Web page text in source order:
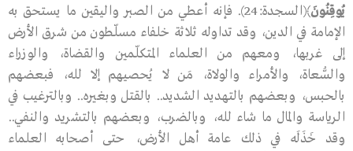
يُوقِنُونَ﴾(السجدة:24)
. فإنه أعطي من الصبر واليقين ما يستحق به
الإمامة في الدين، وقد تداوله ثلاثة خلفاء مسلّطون من شرق الأرض
إلى غربها، ومعهم من العلماء المتكلّمين والقضاة، والوزراء
والسُّعاة، والأمراء والولاة، مَن لا يُحصيهم إلا ﷲ، فبعضهم
بالحبس، وبعضهم بالتهديد الشديد.. بالقتل وبغيره.. وبالترغيب في
الرياسة والمال ما شاء ﷲ، وبالضرب، وبعضهم بالتشريد والنفي..
وقد خَذَلَه في ذلك عامة أهل الأرض، حتى أصحابه العلماء